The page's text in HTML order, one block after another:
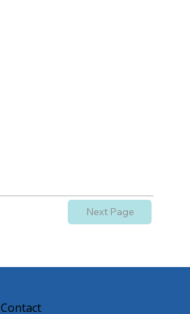
Next Page
Contact